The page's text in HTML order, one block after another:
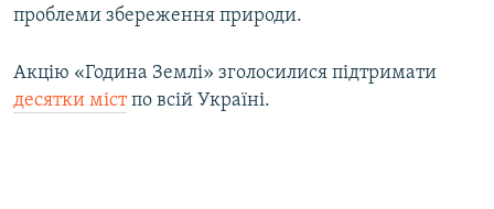
проблеми збереження природи.
Акцію «Година Землі» зголосилися підтримати
десятки містпо всій Україні.